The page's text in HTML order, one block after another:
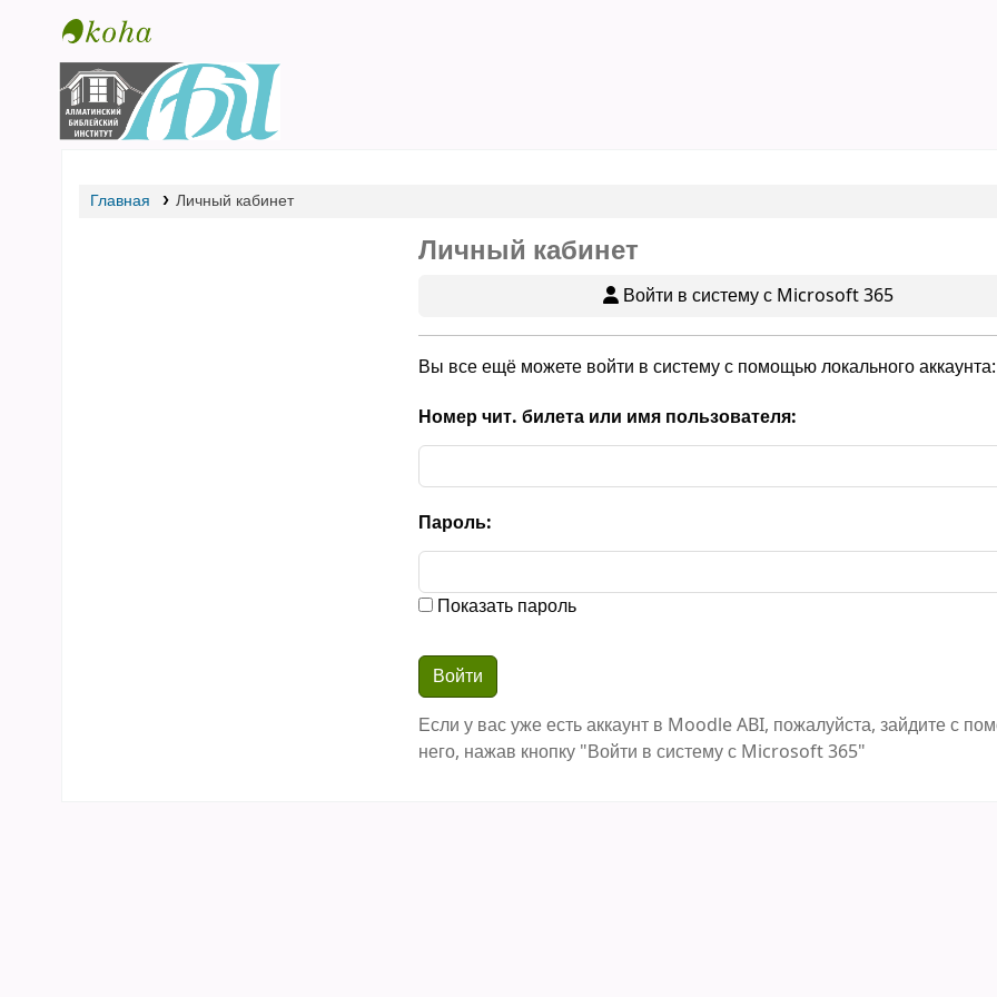
Библиотека АБИ
Главная Личный кабинет
Личный кабинет
Войти в систему с Microsoft 365
Вы все ещё можете войти в систему с помощью локального аккаунта:
Номер чит. билета или имя пользователя:
Пароль:
Показать пароль
Если у вас уже есть аккаунт в Moodle ABI, пожалуйста, зайдите с
него, нажав кнопку "Войти в систему с Microsoft 365"